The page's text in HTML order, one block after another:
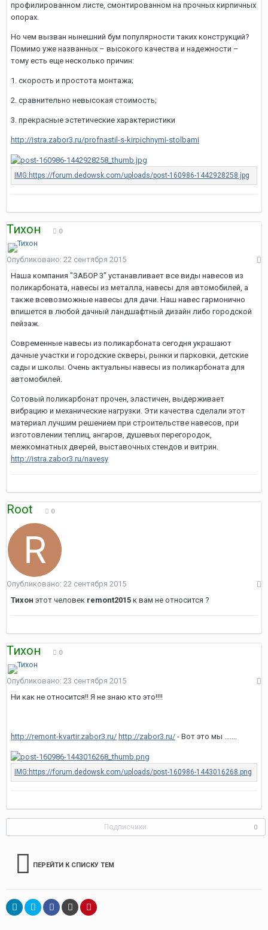
профилированном листе, смонтированном на прочных кирпичных
опорах.
Но чем вызван нынешний бум популярности таких конструкций?
Помимо уже названных – высокого качества и надежности –
тому есть еще несколько причин:
1. скорость и простота монтажа;
2. сравнительно невысокая стоимость;
3. прекрасные эстетические характеристики
http://istra.zabor3.ru/profnastil-s-kirpichnymi-stolbami
Тихон 0
Опубликовано: 22 сентября 2015
Наша компания "ЗАБОР 3" устанавливает все виды навесов из
поликарбоната, навесы из металла, навесы для автомобилей, а
также всевозможные навесы для дачи. Наш навес гармонично
впишется в любой дачный ландшафтный дизайн либо городской
пейзаж.
Современные навесы из поликарбоната сегодня украшают
дачные участки и городские скверы, рынки и парковки, детские
сады и школы. Очень актуальны навесы из поликарбоната для
автомобилей.
Сотовый поликарбонат прочен, эластичен, выдерживает
вибрацию и механические нагрузки. Эти качества сделали этот
материал лучшим решением при строительстве навесов, при
изготовлении теплиц, ангаров, душевых перегородок,
межкомнатных дверей, выставочных стендов и витрин.
http://istra.zabor3.ru/navesy
Root 0
Опубликовано: 22 сентября 2015
Тихон этот человек remont2015 к вам не относится ?
Тихон 0
Опубликовано: 23 сентября 2015
Ни как не относится!! Я не знаю кто это!!!!
http://remont-kvartir.zabor3.ru/ http://zabor3.ru/ - Вот это мы .......
Подписчики 0
ПЕРЕЙТИ К СПИСКУ ТЕМ